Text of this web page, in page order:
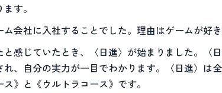
す。
会社に入社することでした。理由はゲームが好き
感じていたとき、〈日進〉が始まりました。〈
、自分の実力が一目でわかります。〈日進〉は
》と《ウルトラコース》です。